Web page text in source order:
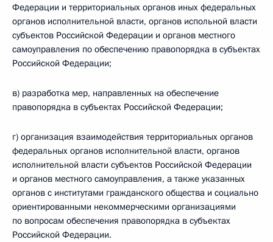
Федерации и территориальных органов иных федеральных
органов исполнительной власти, органов испольной власти
субъектов Российской Федерации и органов местного
самоуправления по обеспечению правопорядка в субъектах
Российской Федерации;
в) разработка мер, направленных на обеспечение
правопорядка в субъектах Российской Федерации;
г) организация взаимодействия территориальных органов
федеральных органов исполнительной власти, органов
исполнительной власти субъектов Российской Федерации
и органов местного самоуправления, а также указанных
органов с институтами гражданского общества и социально
ориентированными некоммерческими организациями
по вопросам обеспечения правопорядка в субъектах
Российской Федерации.